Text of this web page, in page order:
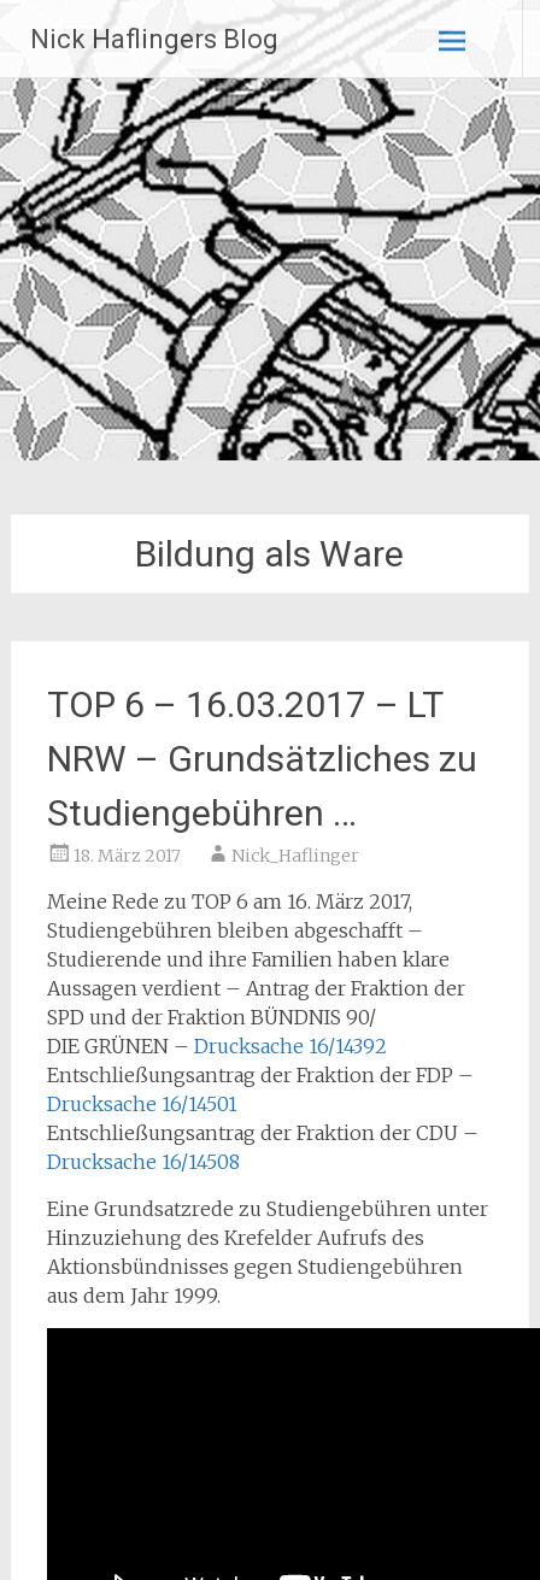
Inhalt
springen
Nick Haflingers Blog
Bildung als Ware
TOP 6 – 16.03.2017 – LT
NRW – Grundsätzliches zu
Studiengebühren …
18. März 2017 Nick_Haflinger
Meine Rede zu TOP 6 am 16. März 2017,
Studiengebühren bleiben abgeschafft –
Studierende und ihre Familien haben klare
Aussagen verdient – Antrag der Fraktion der
SPD und der Fraktion BÜNDNIS 90/
DIE GRÜNEN – Drucksache 16/14392
Entschließungsantrag der Fraktion der FDP –
Drucksache 16/14501
Entschließungsantrag der Fraktion der CDU –
Drucksache 16/14508
Eine Grundsatzrede zu Studiengebühren unter
Hinzuziehung des Krefelder Aufrufs des
Aktionsbündnisses gegen Studiengebühren
aus dem Jahr 1999.